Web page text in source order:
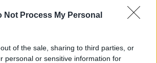
Not Process My Personal
of the sale, sharing to third parties, or
personal or sensitive information for